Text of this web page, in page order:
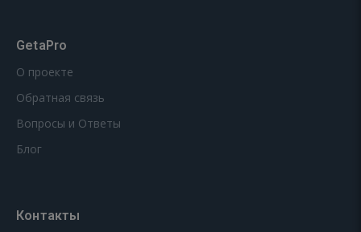
GetaPro
О проекте
Обратная связь
Вопросы и Ответы
Блог
Контакты